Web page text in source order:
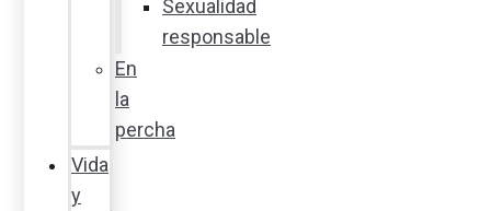
Sexualidad
responsable
En
la
percha
Vida
y